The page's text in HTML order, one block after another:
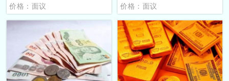
价格：面议 价格：面议